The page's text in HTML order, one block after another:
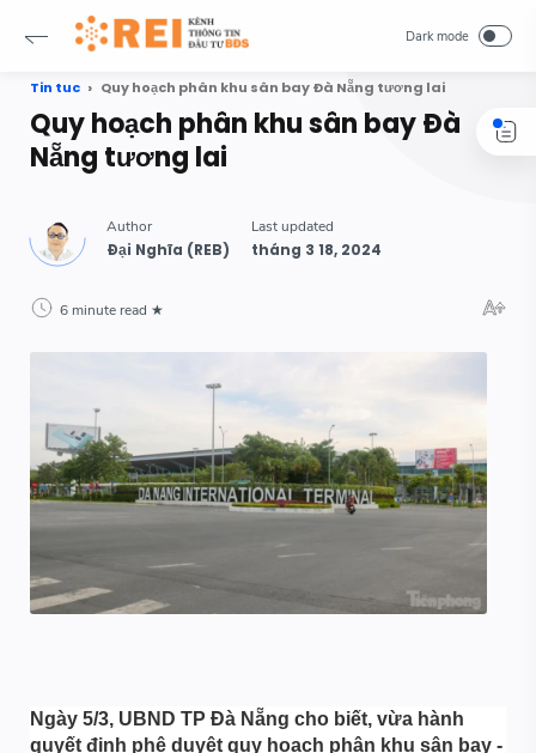
Tin tuc Quy hoạch phân khu sân bay Đà Nẵng tương lai
Quy hoạch phân khu sân bay Đà
Nẵng tương lai
6 minute read
Ngày 5/3, UBND TP Đà Nẵng cho biết, vừa hành
quyết định phê duyệt quy hoạch phân khu sân bay -